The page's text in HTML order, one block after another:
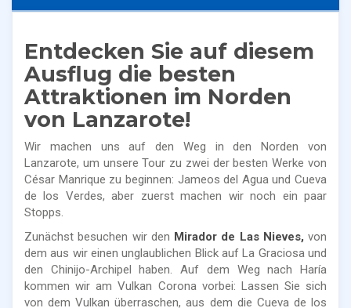
Entdecken Sie auf diesem
Ausflug die besten
Attraktionen im Norden
von Lanzarote!
Wir machen uns auf den Weg in den Norden von
Lanzarote, um unsere Tour zu zwei der besten Werke von
César Manrique zu beginnen: Jameos del Agua und Cueva
de los Verdes, aber zuerst machen wir noch ein paar
Stopps.
Zunächst besuchen wir den Mirador de Las Nieves, von
dem aus wir einen unglaublichen Blick auf La Graciosa und
den Chinijo-Archipel haben. Auf dem Weg nach Haría
kommen wir am Vulkan Corona vorbei: Lassen Sie sich
von dem Vulkan überraschen, aus dem die Cueva de los